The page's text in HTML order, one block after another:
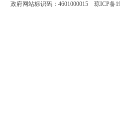
政府网站标识码：4601000015 琼ICP备